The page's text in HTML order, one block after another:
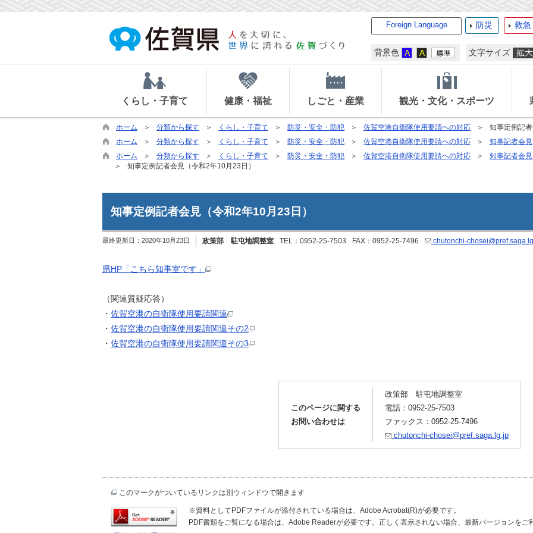
Foreign Language 防災 救急
背景色 文字サイズ
くらし・子育て 健康・福祉 しごと・産業 観光・文化・スポーツ
ホーム 分類から探す くらし・子育て 防災・安全・防犯 佐賀空港自衛隊使用要請への対応
知事定例記
ホーム
分類から探す くらし・子育て 防災・安全・防犯 佐賀空港自衛隊使用要請への対応 知事記者会見
ホーム
分類から探す くらし・子育て 防災・安全・防犯 佐賀空港自衛隊使用要請への対応 知事記者会見
知事定例記者会見（令和2年10月23日）
知事定例記者会見（令和2年10月23日）
最終更新日： 2020年10月23日 政策部 駐屯地調整室 TEL：0952-25-7503 FAX：0952-25-7496 chutonchi-
県HP「こちら知事室です」
（関連質疑応答）
・ 佐賀空港の自衛隊使用要請関連
・ 佐賀空港の自衛隊使用要請関連その2
・ 佐賀空港の自衛隊使用要請関連その3
このページに関する
お問い合わせは
政策部 駐屯地調整室
電話：0952-25-7503
ファックス：0952-25-7496
chutonchi-chosei@pref.saga.lg.jp
このマークがついているリンクは別ウィンドウで開きます
※資料としてPDFファイルが添付されている場合は、Adobe Acrobat(R)が必要です。
PDF書類をご覧になる場合は、Adobe Readerが必要です。正しく表示されない場合、最新バージョンをご